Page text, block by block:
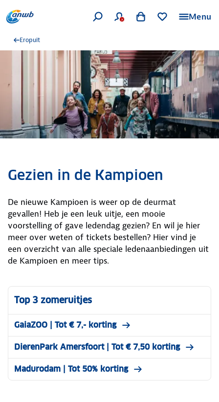
Menu
Eropuit
Gezien in de Kampioen
De nieuwe Kampioen is weer op de deurmat
gevallen! Heb je een leuk uitje, een mooie
voorstelling of gave ledendag gezien? En wil je hier
meer over weten of tickets bestellen? Hier vind je
een overzicht van alle speciale ledenaanbiedingen uit
de Kampioen en meer tips.
Top 3 zomeruitjes
GaiaZOO | Tot € 7,- korting
DierenPark Amersfoort | Tot € 7,50 korting
Madurodam | Tot 50% korting